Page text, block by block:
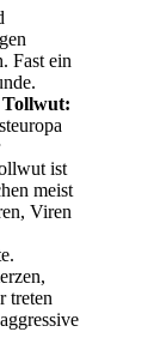
Fast ein
ist
meist
Viren
treten